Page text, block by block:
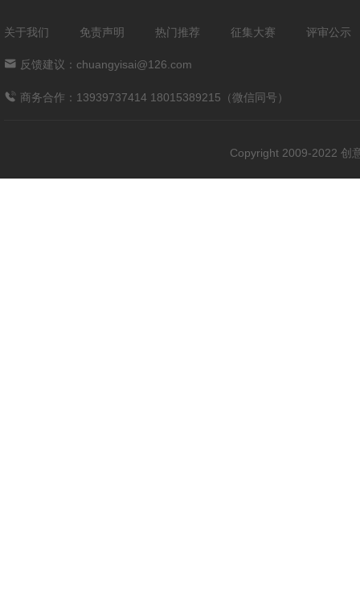
关于我们 免责声明 热门推荐 征集大赛 评审公示
反馈建议：chuangyisai@126.com
商务合作：13939737414 18015389215（微信同号）
Copyright 2009-2022 创